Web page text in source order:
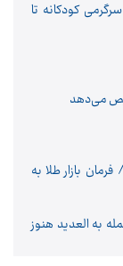
کودکانه تا
می‌دهد
قیمت طلا و سکه امروز پنجشنبه ۱۵ مرداد ۱۴۰۵ / فرمان بازار طلا به
به العدید هنوز